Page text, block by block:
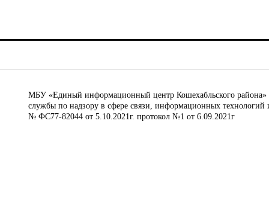
МБУ «Единый информационный центр Кошехабльского района»
службы по надзору в сфере связи, информационных
№ ФС77-82044 от 5.10.2021г. протокол №1 от 6.09.2021г